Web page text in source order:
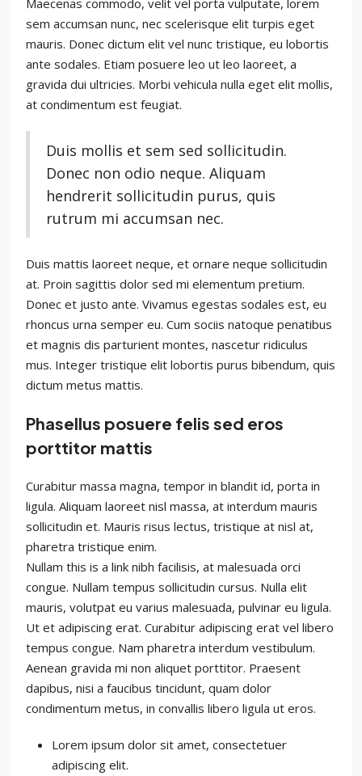
Maecenas commodo, velit vel porta vulputate, lorem
sem accumsan nunc, nec scelerisque elit turpis eget
mauris. Donec dictum elit vel nunc tristique, eu lobortis
ante sodales. Etiam posuere leo ut leo laoreet, a
gravida dui ultricies. Morbi vehicula nulla eget elit mollis,
at condimentum est feugiat.
Duis mollis et sem sed sollicitudin.
Donec non odio neque. Aliquam
hendrerit sollicitudin purus, quis
rutrum mi accumsan nec.
Duis mattis laoreet neque, et ornare neque sollicitudin
at. Proin sagittis dolor sed mi elementum pretium.
Donec et justo ante. Vivamus egestas sodales est, eu
rhoncus urna semper eu. Cum sociis natoque penatibus
et magnis dis parturient montes, nascetur ridiculus
mus. Integer tristique elit lobortis purus bibendum, quis
dictum metus mattis.
Phasellus posuere felis sed eros
porttitor mattis
Curabitur massa magna, tempor in blandit id, porta in
ligula. Aliquam laoreet nisl massa, at interdum mauris
sollicitudin et. Mauris risus lectus, tristique at nisl at,
pharetra tristique enim.
Nullam this is a link nibh facilisis, at malesuada orci
congue. Nullam tempus sollicitudin cursus. Nulla elit
mauris, volutpat eu varius malesuada, pulvinar eu ligula.
Ut et adipiscing erat. Curabitur adipiscing erat vel libero
tempus congue. Nam pharetra interdum vestibulum.
Aenean gravida mi non aliquet porttitor. Praesent
dapibus, nisi a faucibus tincidunt, quam dolor
condimentum metus, in convallis libero ligula ut eros.
Lorem ipsum dolor sit amet, consectetuer
adipiscing elit.